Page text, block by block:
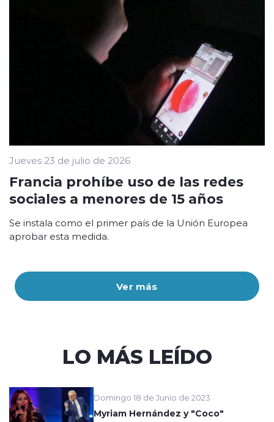
Ver más
Jueves 23 de julio de 2026
Francia prohíbe uso de las redes
sociales a menores de 15 años
Se instala como el primer país de la Unión Europea
aprobar esta medida.
LO MÁS LEÍDO
Domingo 18 de Junio de 2023
Myriam Hernández y "Coco"